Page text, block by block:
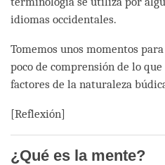
idiomas occidentales.
Tomemos unos momentos
poco de comprensión de lo
factores de la naturaleza
[Reflexión]
¿Qué es la mente?